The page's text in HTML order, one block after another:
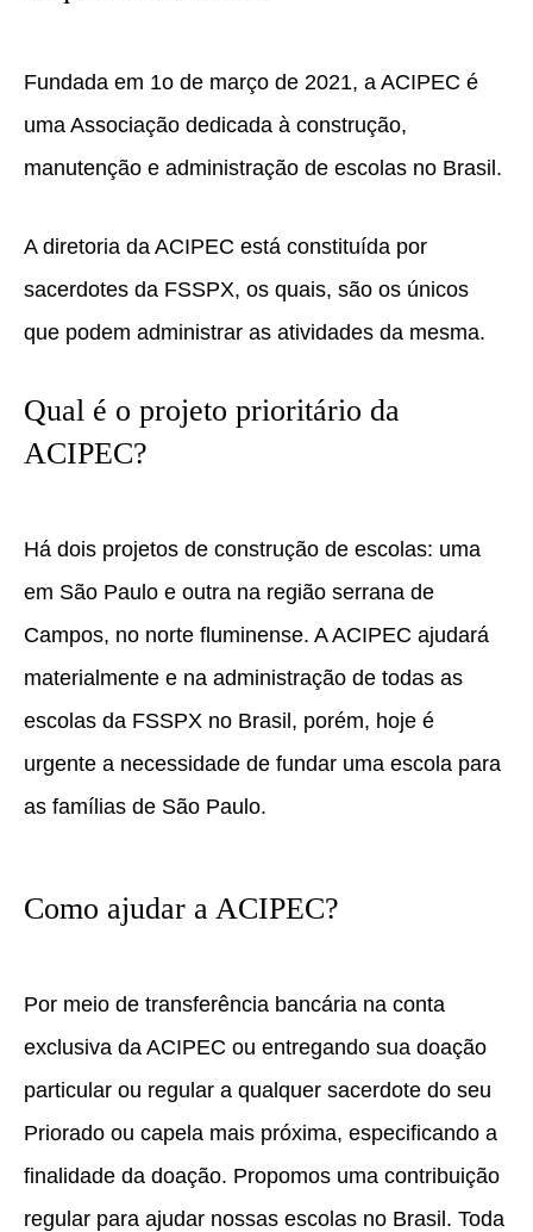
Fundada em 1o de março de 2021, a ACIPEC é
uma Associação dedicada à construção,
manutenção e administração de escolas no Brasil.
A diretoria da ACIPEC está constituída por
sacerdotes da FSSPX, os quais, são os únicos
que podem administrar as atividades da mesma.
Qual é o projeto prioritário da
ACIPEC?
Há dois projetos de construção de escolas: uma
em São Paulo e outra na região serrana de
Campos, no norte fluminense. A ACIPEC ajudará
materialmente e na administração de todas as
escolas da FSSPX no Brasil, porém, hoje é
urgente a necessidade de fundar uma escola para
as famílias de São Paulo.
Como ajudar a ACIPEC?
Por meio de transferência bancária na conta
exclusiva da ACIPEC ou entregando sua doação
particular ou regular a qualquer sacerdote do seu
Priorado ou capela mais próxima, especificando a
finalidade da doação. Propomos uma contribuição
regular para ajudar nossas escolas no Brasil. Toda